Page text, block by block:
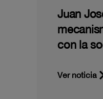
Juan
con la
Ver noticia